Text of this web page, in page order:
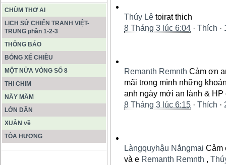
CHÙM THƠ AI
LỊCH SỬ CHIẾN TRANH VIỆT-
TRUNG phần 1-2-3
THÔNG BÁO
BÓNG XẾ CHIỀU
MỘT NỬA VÒNG SỐ 8
THI CHIM
NẨY MẦM
LỚN DẦN
XUÂN về
TỎA HƯƠNG
Thúy Lê toirat thich
8 Tháng 3 lúc 6:04 · Thích ·
Remanth Remnth Cảm ơn
mãi trong mình những
anh ngày mới an lành &
8 Tháng 3 lúc 6:15 · Thích ·
Làngquyhậu Nắngmai Cảm
và e Remanth Remnth ,